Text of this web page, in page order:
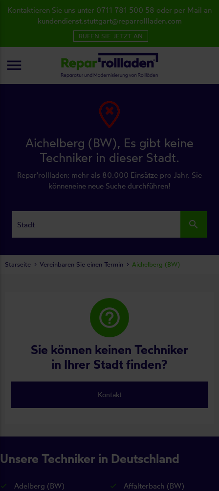
Aichelberg (BW), Es gibt keine
Techniker in dieser Stadt.
Repar'rollladen: mehr als 80.000 Einsätze pro Jahr. Sie
könneneine neue Suche durchführen!
search
help_outline
Sie können keinen Techniker
in Ihrer Stadt finden?
Kontakt
Unsere Techniker in Deutschland
Adelberg (BW)
Affalterbach (BW)
Starseite Vereinbaren Sie einen Termin Aichelberg (BW)
Kontaktieren Sie uns unter 0711 781 500 58 oder per Mail an
kundendienst.stuttgart@reparrollladen.com
RUFEN SIE JETZT AN
menu